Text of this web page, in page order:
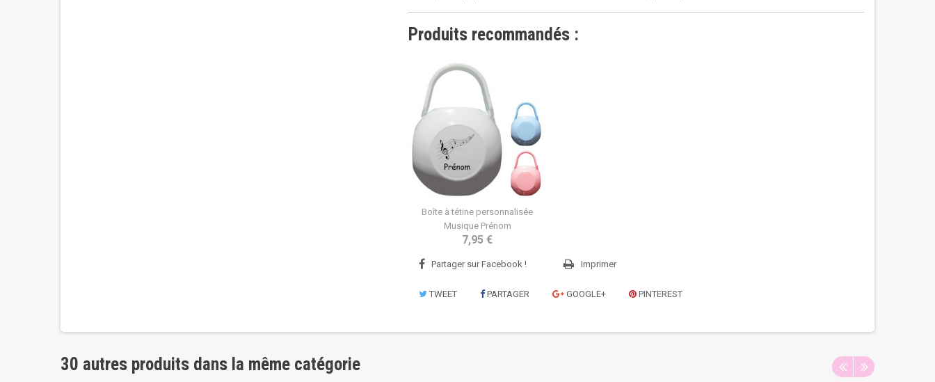
Produits recommandés :
Boîte à tétine personnalisée
Musique Prénom
7,95 €
Partager sur Facebook ! Imprimer
TWEET PARTAGER GOOGLE+ PINTEREST
30 autres produits dans la même catégorie